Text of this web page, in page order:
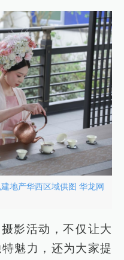
地产华西区域供图 华龙网
影活动，不仅让大
魅力，还为大家提